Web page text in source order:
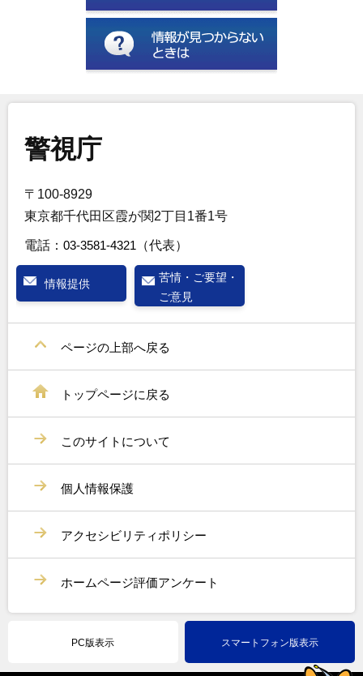
警視庁
〒100-8929
東京都千代田区霞が関2丁目1番1号
電話： 03-3581-4321 （代表）
情報提供
苦情・ご要望・
ご意見
ページの上部へ戻る
トップページに戻る
このサイトについて
個人情報保護
アクセシビリティポリシー
ホームページ評価アンケート
PC版表示 スマートフォン版表示